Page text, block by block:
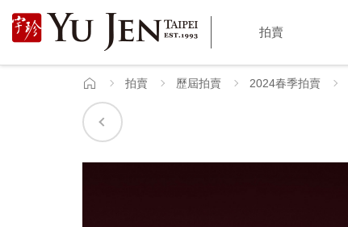
宇
珍
拍賣
首
頁
拍賣 歷屆拍賣 2024春季拍賣